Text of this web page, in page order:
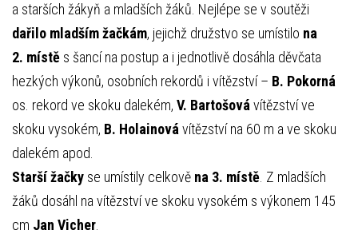
a starších žákyň a mladších žáků. Nejlépe se v soutěži
dařilo mladším žačkám, jejichž družstvo se umístilo na
2. místě s šancí na postup a i jednotlivě dosáhla děvčata
hezkých výkonů, osobních rekordů i vítězství – B. Pokorná
os. rekord ve skoku dalekém, V. Bartošovávítězství ve
skoku vysokém, B. Holainovávítězství na 60 m a ve skoku
dalekém apod.
Starší žačky se umístily celkově na 3. místě. Z mladších
žáků dosáhl na vítězství ve skoku vysokém s výkonem 145
cm Jan Vicher.